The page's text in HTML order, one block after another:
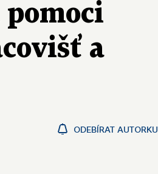
pomoci
a
ODEBÍRAT AUTORKU